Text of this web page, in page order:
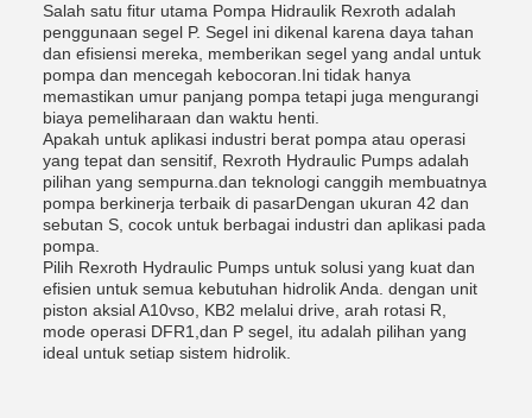
Salah satu fitur utama Pompa Hidraulik Rexroth adalah
penggunaan segel P. Segel ini dikenal karena daya tahan
dan efisiensi mereka, memberikan segel yang andal untuk
pompa dan mencegah kebocoran.Ini tidak hanya
memastikan umur panjang pompa tetapi juga mengurangi
biaya pemeliharaan dan waktu henti.
Apakah untuk aplikasi industri berat pompa atau operasi
yang tepat dan sensitif, Rexroth Hydraulic Pumps adalah
pilihan yang sempurna.dan teknologi canggih membuatnya
pompa berkinerja terbaik di pasarDengan ukuran 42 dan
sebutan S, cocok untuk berbagai industri dan aplikasi pada
pompa.
Pilih Rexroth Hydraulic Pumps untuk solusi yang kuat dan
efisien untuk semua kebutuhan hidrolik Anda. dengan unit
piston aksial A10vso, KB2 melalui drive, arah rotasi R,
mode operasi DFR1,dan P segel, itu adalah pilihan yang
ideal untuk setiap sistem hidrolik.